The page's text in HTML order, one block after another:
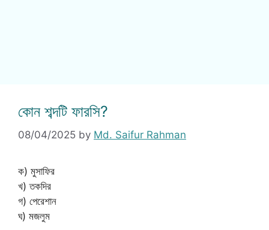
কোন শব্দটি ফারসি?
08/04/2025 by Md. Saifur Rahman
ক) মুসাফির
খ) তকদির
গ) পেরেশান
ঘ) মজলুম